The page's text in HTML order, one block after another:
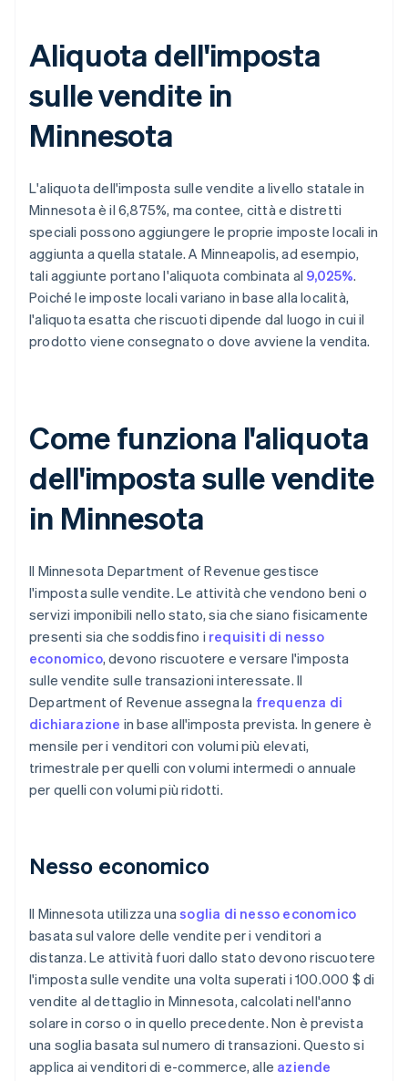
Aliquota dell'imposta
sulle vendite in
Minnesota
L'aliquota dell'imposta sulle vendite a livello statale in
Minnesota è il 6,875%, ma contee, città e distretti
speciali possono aggiungere le proprie imposte locali in
aggiunta a quella statale. A Minneapolis, ad esempio,
tali aggiunte portano l'aliquota combinata al 9,025%.
Poiché le imposte locali variano in base alla località,
l'aliquota esatta che riscuoti dipende dal luogo in cui il
prodotto viene consegnato o dove avviene la vendita.
Come funziona l'aliquota
dell'imposta sulle vendite
in Minnesota
Il Minnesota Department of Revenue gestisce
l'imposta sulle vendite. Le attività che vendono beni o
servizi imponibili nello stato, sia che siano fisicamente
presenti sia che soddisfino i requisiti di nesso
economico, devono riscuotere e versare l'imposta
sulle vendite sulle transazioni interessate. Il
Department of Revenue assegna la frequenza di
dichiarazione in base all'imposta prevista. In genere è
mensile per i venditori con volumi più elevati,
trimestrale per quelli con volumi intermedi o annuale
per quelli con volumi più ridotti.
Nesso economico
Il Minnesota utilizza unasoglia di nesso economico
basata sul valore delle vendite per i venditori a
distanza. Le attività fuori dallo stato devono riscuotere
l'imposta sulle vendite una volta superati i 100.000 $ di
vendite al dettaglio in Minnesota, calcolati nell'anno
solare in corso o in quello precedente. Non è prevista
una soglia basata sul numero di transazioni. Questo si
applica ai venditori di e-commerce, alle aziende